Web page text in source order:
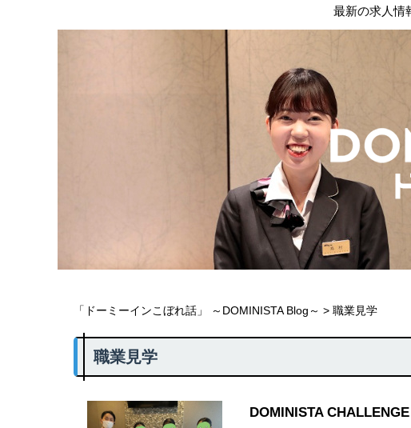
最新の求人情
「ドーミーインこぼれ話」 ～DOMINISTA Blog～ > 職業見学
職業見学
DOMINISTA